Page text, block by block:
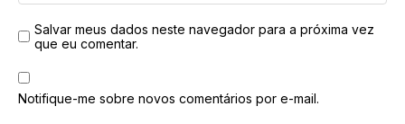
Salvar meus dados neste navegador para a próxima vez
que eu comentar.
Notifique-me sobre novos comentários por e-mail.